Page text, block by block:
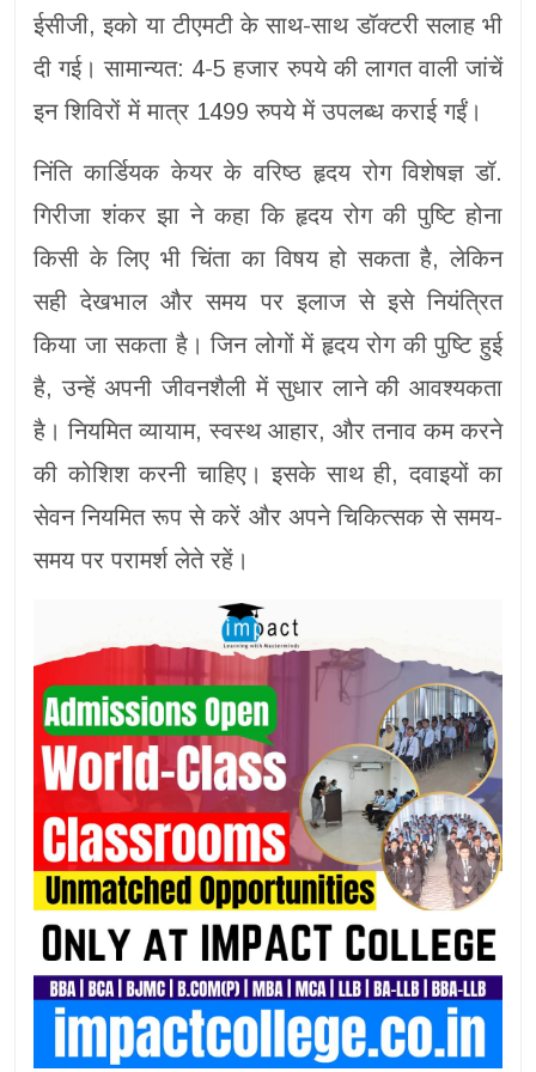
ईसीजी, इको या टीएमटी के साथ-साथ डॉक्टरी सलाह भी
दी गई। सामान्यत: 4-5 हजार रुपये की लागत वाली जांचें
इन शिविरों में मात्र 1499 रुपये में उपलब्ध कराई गईं।
निंति कार्डियक केयर के वरिष्ठ हृदय रोग विशेषज्ञ डॉ.
गिरीजा शंकर झा ने कहा कि हृदय रोग की पुष्टि होना
किसी के लिए भी चिंता का विषय हो सकता है, लेकिन
सही देखभाल और समय पर इलाज से इसे नियंत्रित
किया जा सकता है। जिन लोगों में हृदय रोग की पुष्टि हुई
है, उन्हें अपनी जीवनशैली में सुधार लाने की आवश्यकता
है। नियमित व्यायाम, स्वस्थ आहार, और तनाव कम करने
की कोशिश करनी चाहिए। इसके साथ ही, दवाइयों का
सेवन नियमित रूप से करें और अपने चिकित्सक से समय-
समय पर परामर्श लेते रहें।